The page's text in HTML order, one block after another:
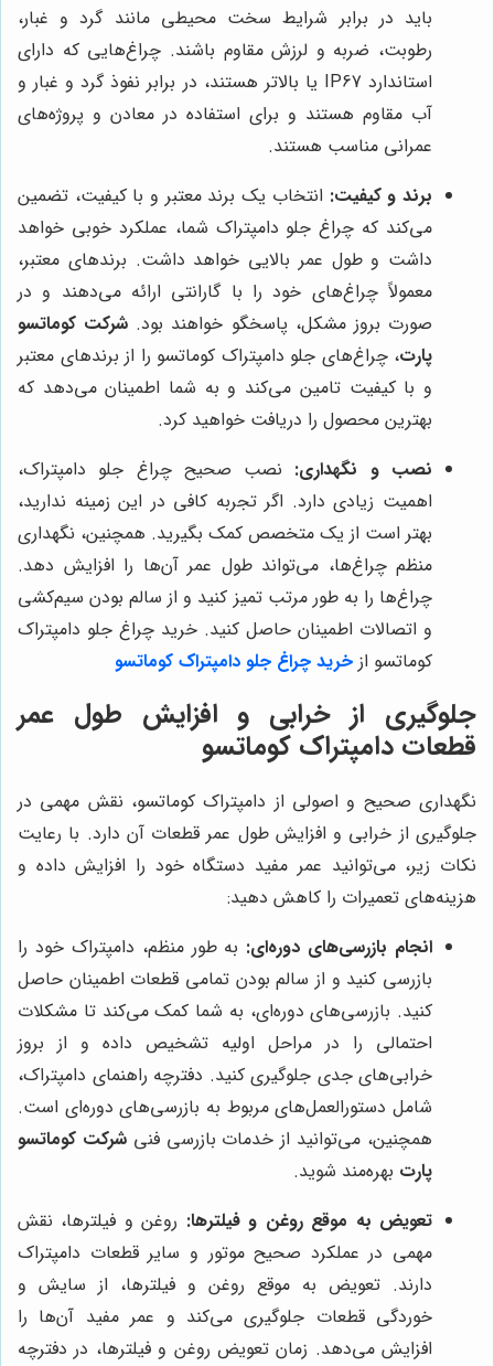
باید در برابر شرایط سخت محیطی مانند گرد و غبار،
رطوبت، ضربه و لرزش مقاوم باشند. چراغ‌هایی که دارای
استاندارد IP67 یا بالاتر هستند، در برابر نفوذ گرد و غبار و
آب مقاوم هستند و برای استفاده در معادن و پروژه‌های
عمرانی مناسب هستند.
برند و کیفیت: انتخاب یک برند معتبر و با کیفیت، تضمین
می‌کند که چراغ جلو دامپتراک شما، عملکرد خوبی خواهد
داشت و طول عمر بالایی خواهد داشت. برندهای معتبر،
معمولاً چراغ‌های خود را با گارانتی ارائه می‌دهند و در
صورت بروز مشکل، پاسخگو خواهند بود. شرکت کوماتسو
پارت، چراغ‌های جلو دامپتراک کوماتسو را از برندهای معتبر
و با کیفیت تامین می‌کند و به شما اطمینان می‌دهد که
بهترین محصول را دریافت خواهید کرد.
نصب و نگهداری: نصب صحیح چراغ جلو دامپتراک،
اهمیت زیادی دارد. اگر تجربه کافی در این زمینه ندارید،
بهتر است از یک متخصص کمک بگیرید. همچنین، نگهداری
منظم چراغ‌ها، می‌تواند طول عمر آن‌ها را افزایش دهد.
چراغ‌ها را به طور مرتب تمیز کنید و از سالم بودن سیم‌کشی
و اتصالات اطمینان حاصل کنید. خرید چراغ جلو دامپتراک
کوماتسو از خرید چراغ جلو دامپتراک کوماتسو
جلوگیری از خرابی و افزایش طول عمر
قطعات دامپتراک کوماتسو
نگهداری صحیح و اصولی از دامپتراک کوماتسو، نقش مهمی در
جلوگیری از خرابی و افزایش طول عمر قطعات آن دارد. با رعایت
نکات زیر، می‌توانید عمر مفید دستگاه خود را افزایش داده و
هزینه‌های تعمیرات را کاهش دهید:
انجام بازرسی‌های دوره‌ای: به طور منظم، دامپتراک خود را
بازرسی کنید و از سالم بودن تمامی قطعات اطمینان حاصل
کنید. بازرسی‌های دوره‌ای، به شما کمک می‌کند تا مشکلات
احتمالی را در مراحل اولیه تشخیص داده و از بروز
خرابی‌های جدی جلوگیری کنید. دفترچه راهنمای دامپتراک،
شامل دستورالعمل‌های مربوط به بازرسی‌های دوره‌ای است.
همچنین، می‌توانید از خدمات بازرسی فنیشرکت کوماتسو
پارت بهره‌مند شوید.
تعویض به موقع روغن و فیلترها: روغن و فیلترها، نقش
مهمی در عملکرد صحیح موتور و سایر قطعات دامپتراک
دارند. تعویض به موقع روغن و فیلترها، از سایش و
خوردگی قطعات جلوگیری می‌کند و عمر مفید آن‌ها را
افزایش می‌دهد. زمان تعویض روغن و فیلترها، در دفترچه